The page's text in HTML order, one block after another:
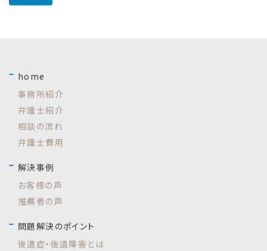
home
事務所紹介
弁護士紹介
相談の流れ
弁護士費用
解決事例
お客様の声
推薦者の声
問題解決のポイント
後遺症・後遺障害とは